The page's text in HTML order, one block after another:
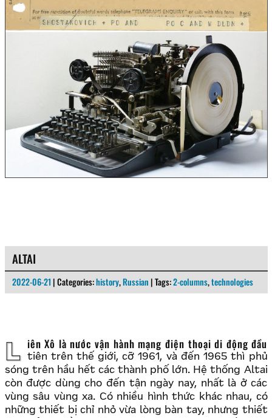
ALTAI
2022-06-21 | Categories:history,Russian | Tags:2-columns,technologies
Liên Xô là nước vận hành mạng điện thoại di động đầu
tiên trên thế giới, cỡ 1961, và đến 1965 thì phủ
sóng trên hầu hết các thành phố lớn. Hệ thống Altai
còn được dùng cho đến tận ngày nay, nhất là ở các
vùng sâu vùng xa. Có nhiều hình thức khác nhau, có
những thiết bị chỉ nhỏ vừa lòng bàn tay, nhưng thiết